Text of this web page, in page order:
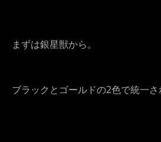
まずは銀星獣から。
ブラックとゴールドの2色で統一さ